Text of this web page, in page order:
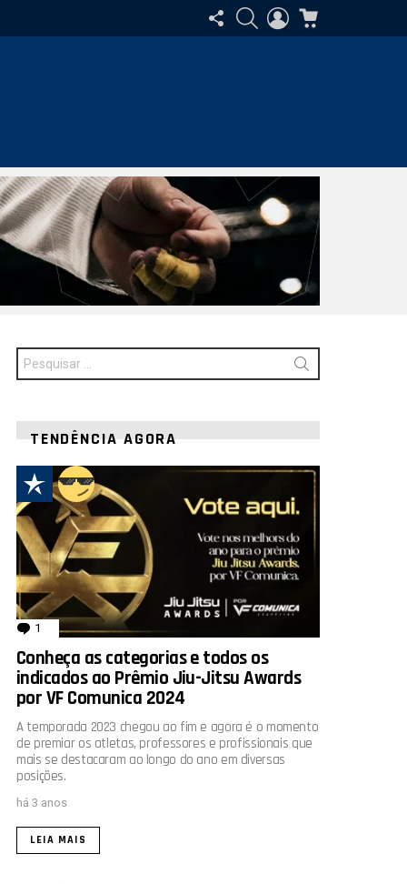
SIGA-
NOS
PESQUISAR
ENTRAR
Procurar
por:
TENDÊNCIA AGORA
1 comentário
Conheça as categorias e todos os
indicados ao Prêmio Jiu-Jitsu Awards
por VF Comunica 2024
A temporada 2023 chegou ao fim e agora é o momento
de premiar os atletas, professores e profissionais que
mais se destacaram ao longo do ano em diversas
posições.
há 3 anos
LEIA MAIS